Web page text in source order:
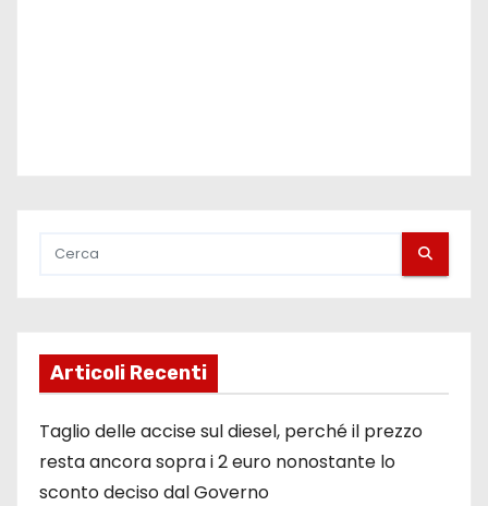
Articoli Recenti
Taglio delle accise sul diesel, perché il prezzo
resta ancora sopra i 2 euro nonostante lo
sconto deciso dal Governo